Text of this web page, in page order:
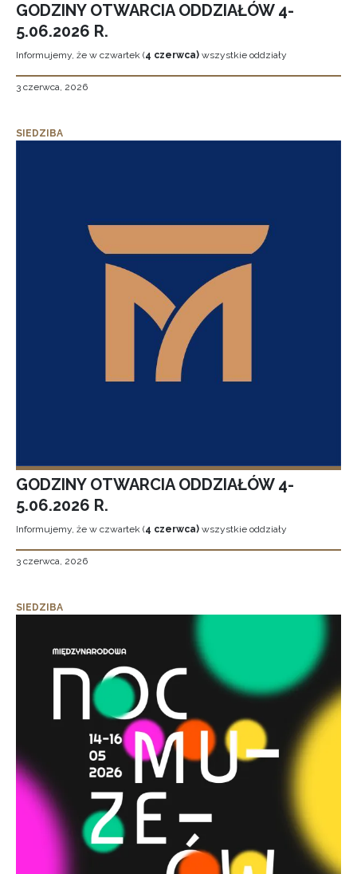
GODZINY OTWARCIA ODDZIAŁÓW 4-
5.06.2026 R.
Informujemy, że w czwartek (4 czerwca) wszystkie oddziały
3 czerwca, 2026
SIEDZIBA
GODZINY OTWARCIA ODDZIAŁÓW 4-
5.06.2026 R.
Informujemy, że w czwartek (4 czerwca) wszystkie oddziały
3 czerwca, 2026
SIEDZIBA